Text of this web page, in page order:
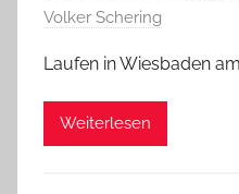
Volker Schering
Laufen in Wiesbaden
Weiterlesen